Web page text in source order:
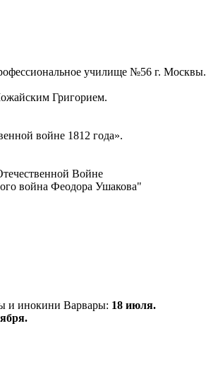
училище №56 г. Москвы.
Григорием.
войне 1812 года».
Войне
война Феодора Ушакова"
и инокини Варвары: 18 июля.